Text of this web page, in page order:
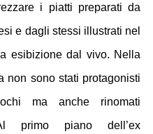
i piatti preparati da
e dagli stessi illustrati nel
esibizione dal vivo. Nella
non sono stati protagonisti
ma anche rinomati
primo piano dell’ex